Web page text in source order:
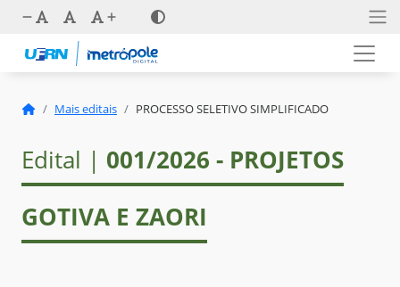
Mais editais PROCESSO SELETIVO SIMPLIFICADO
Edital | 001/2026 - PROJETOS
GOTIVA E ZAORI